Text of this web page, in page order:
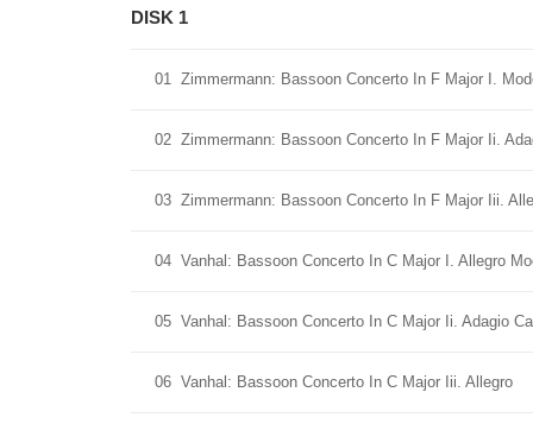
DISK 1
01 Zimmermann: Bassoon Concerto In F Major I.
02 Zimmermann: Bassoon Concerto In F Major Ii.
03 Zimmermann: Bassoon Concerto In F Major Iii.
04 Vanhal: Bassoon Concerto In C Major I. Allegro
05 Vanhal: Bassoon Concerto In C Major Ii. Adagio
06 Vanhal: Bassoon Concerto In C Major Iii. Allegro